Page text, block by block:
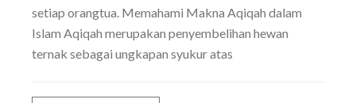
setiap orangtua. Memahami Makna Aqiqah dalam
Islam Aqiqah merupakan penyembelihan hewan
ternak sebagai ungkapan syukur atas